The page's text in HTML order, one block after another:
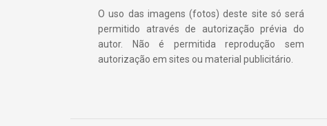
O uso das imagens (fotos) deste site só será
permitido através de autorização prévia do
autor. Não é permitida reprodução sem
autorização em sites ou material publicitário.